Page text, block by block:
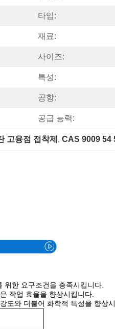
타입:
재료:
사이즈:
특성:
공항:
공급 능력:
고융점 접착제 , CAS 9009 54
한 요구조건을 충족시킵니다.
작업 효율을 향상시킵니다.
도와 더불어 화학적 특성을 향상